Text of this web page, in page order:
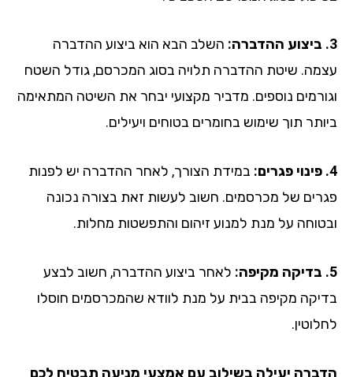
3. ביצוע ההדברה:
השלב הבא הוא ביצוע ההדברה
עצמה. שיטת ההדברה תלויה בסוג המכרסם, גודל השטח
וגורמים נוספים. מדביר מקצועי יבחר את השיטה המתאימה
ביותר תוך שימוש בחומרים בטוחים ויעילים.
4. פינוי פגרים:
במידת הצורך, לאחר ההדברה יש לפנות
פגרים של מכרסמים. חשוב לעשות זאת בצורה נכונה
ובטוחה על מנת למנוע זיהום והתפשטות מחלות.
5. בדיקה מקיפה:
לאחר ביצוע ההדברה, חשוב לבצע
בדיקה מקיפה בבית על מנת לוודא שהמכרסמים חוסלו
לחלוטין.
הדברה יעילה בשילוב עם אמצעי מניעה תבטיח לכם